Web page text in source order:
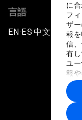
に
フ
ザ
報
信
有
ユ
報
に
ト
す。
言語
EN ▪ES▪中文▪ 日本語
プライ